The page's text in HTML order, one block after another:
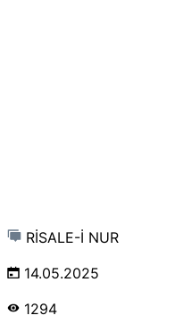
RİSALE-İ NUR
14.05.2025
1294